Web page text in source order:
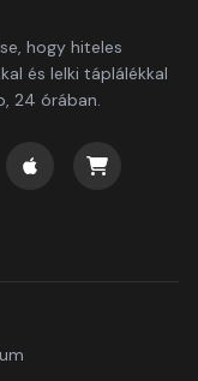
hogy hiteles
és lelki táplálékkal
24 órában.